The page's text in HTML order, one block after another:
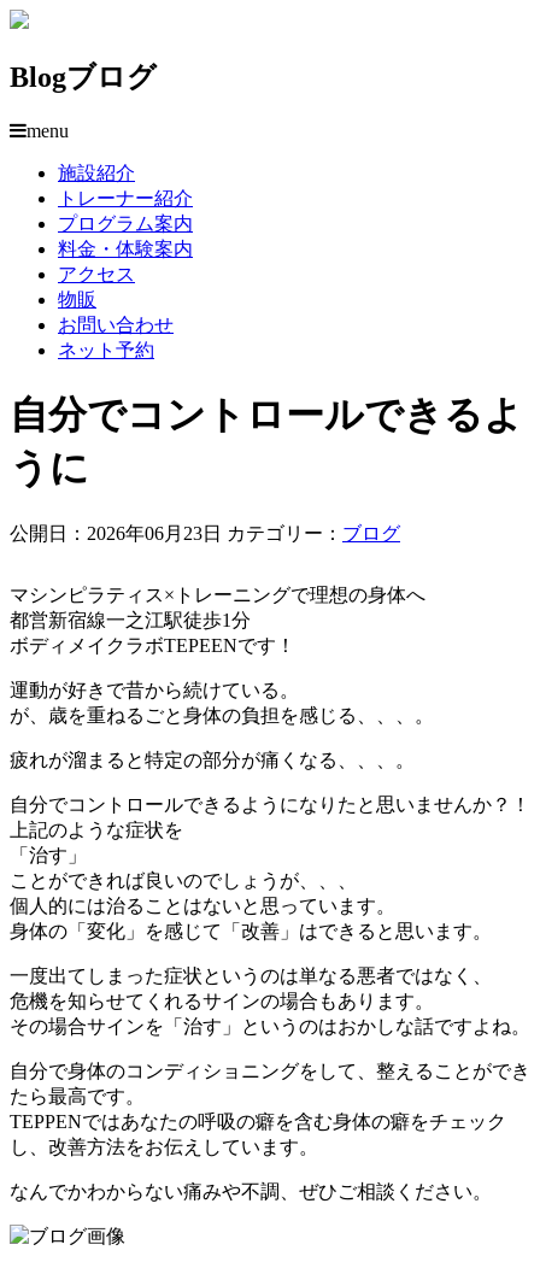
Blogブログ
menu
施設紹介
トレーナー紹介
プログラム案内
料金・体験案内
アクセス
物販
お問い合わせ
ネット予約
自分でコントロールできるよ
うに
公開日：2026年06月23日 カテゴリー： ブログ
マシンピラティス×トレーニングで理想の身体へ
都営新宿線一之江駅徒歩1分
ボディメイクラボTEPEENです！
運動が好きで昔から続けている。
が、歳を重ねるごと身体の負担を感じる、、、。
疲れが溜まると特定の部分が痛くなる、、、。
自分でコントロールできるようになりたと思いませんか？！
上記のような症状を
「治す」
ことができれば良いのでしょうが、、、
個人的には治ることはないと思っています。
身体の「変化」を感じて「改善」はできると思います。
一度出てしまった症状というのは単なる悪者ではなく、
危機を知らせてくれるサインの場合もあります。
その場合サインを「治す」というのはおかしな話ですよね。
自分で身体のコンディショニングをして、整えることができ
たら最高です。
TEPPENではあなたの呼吸の癖を含む身体の癖をチェック
し、改善方法をお伝えしています。
なんでかわからない痛みや不調、ぜひご相談ください。